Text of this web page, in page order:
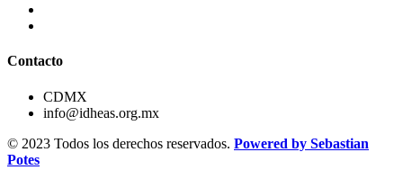
Contacto
CDMX
info@idheas.org.mx
© 2023 Todos los derechos reservados. Powered by Sebastian
Potes